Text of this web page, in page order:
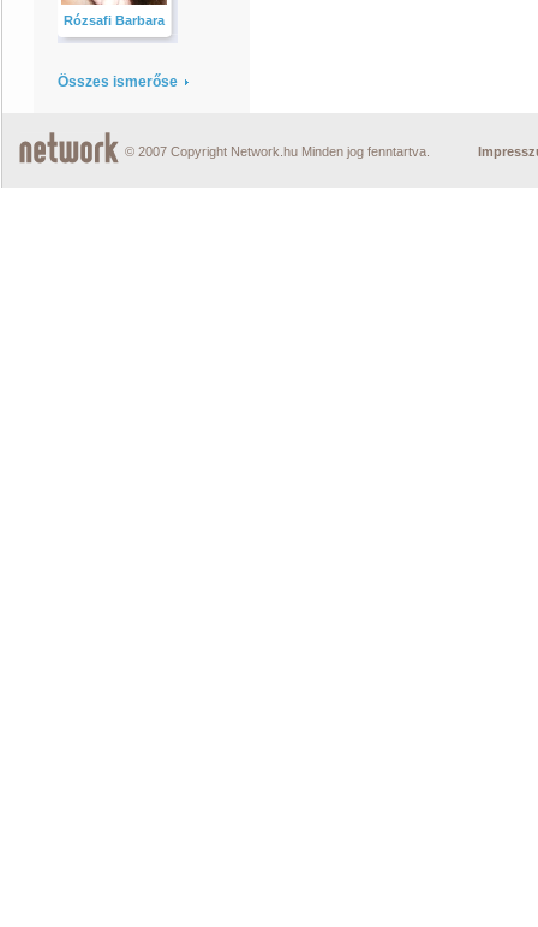
Rózsafi Barbara
Összes ismerőse
© 2007 Copyright Network.hu Minden jog fenntartva.